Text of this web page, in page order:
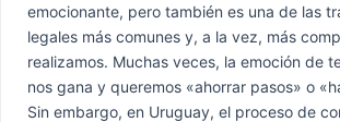
emocionante, pero también es una de las
legales más comunes y, a la vez, más
realizamos. Muchas veces, la emoción de
nos gana y queremos «ahorrar pasos» o
Sin embargo, en Uruguay, el proceso de